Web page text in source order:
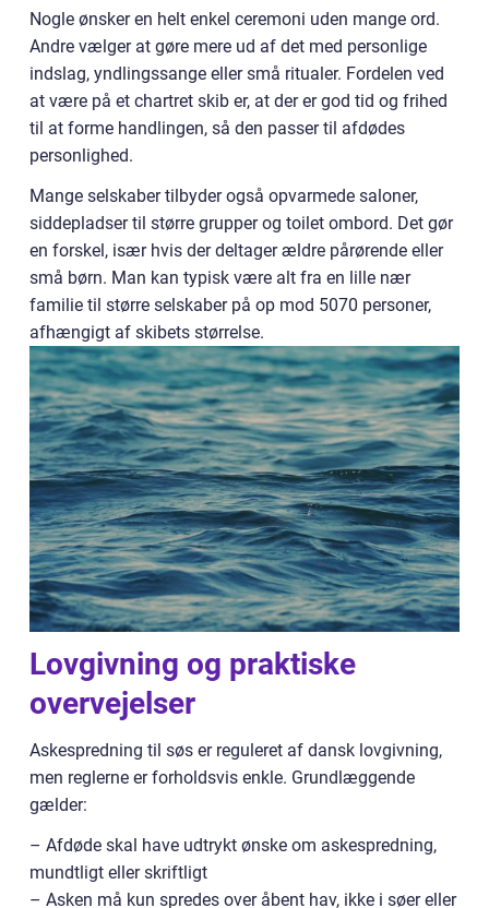
Nogle ønsker en helt enkel ceremoni uden mange ord.
Andre vælger at gøre mere ud af det med personlige
indslag, yndlingssange eller små ritualer. Fordelen ved
at være på et chartret skib er, at der er god tid og frihed
til at forme handlingen, så den passer til afdødes
personlighed.
Mange selskaber tilbyder også opvarmede saloner,
siddepladser til større grupper og toilet ombord. Det gør
en forskel, især hvis der deltager ældre pårørende eller
små børn. Man kan typisk være alt fra en lille nær
familie til større selskaber på op mod 5070 personer,
afhængigt af skibets størrelse.
Lovgivning og praktiske
overvejelser
Askespredning til søs er reguleret af dansk lovgivning,
men reglerne er forholdsvis enkle. Grundlæggende
gælder:
– Afdøde skal have udtrykt ønske om askespredning,
mundtligt eller skriftligt
– Asken må kun spredes over åbent hav, ikke i søer eller